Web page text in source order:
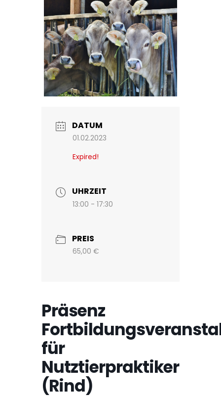
DATUM
01.02.2023
Expired!
UHRZEIT
13:00 - 17:30
PREIS
65,00 €
Präsenz
für
Nutztierpraktiker
(Rind)